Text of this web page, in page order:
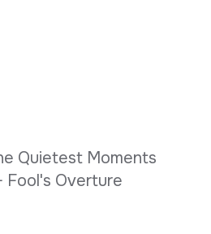
Quietest Moments
Fool's Overture